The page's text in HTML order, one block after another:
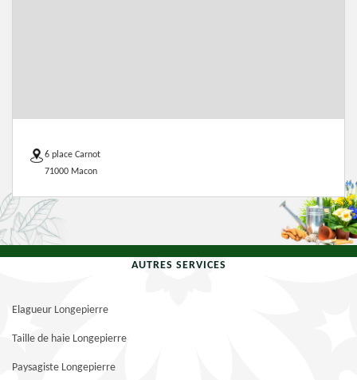
6 place Carnot
71000 Macon
AUTRES SERVICES
Elagueur Longepierre
Taille de haie Longepierre
Paysagiste Longepierre